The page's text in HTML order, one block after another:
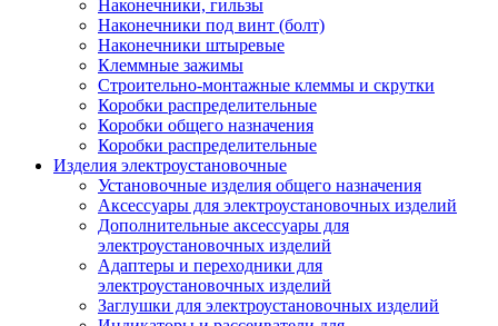
Наконечники, гильзы
Наконечники под винт (болт)
Наконечники штыревые
Клеммные зажимы
Строительно-монтажные клеммы и скрутки
Коробки распределительные
Коробки общего назначения
Коробки распределительные
Изделия электроустановочные
Установочные изделия общего назначения
Аксессуары для электроустановочных изделий
Дополнительные аксессуары для
электроустановочных изделий
Адаптеры и переходники для
электроустановочных изделий
Заглушки для электроустановочных изделий